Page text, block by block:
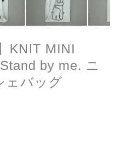
KNIT MINI
by me. ニ
ェバッグ